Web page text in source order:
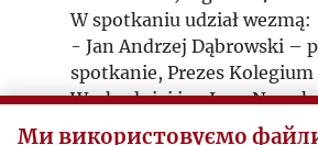
W spotkaniu udział wezmą:
- Jan Andrzej Dąbrowski –
spotkanie, Prezes Kolegium
Wschodniej im. Jana
Jeziorańskiego we
Ми використовуємо